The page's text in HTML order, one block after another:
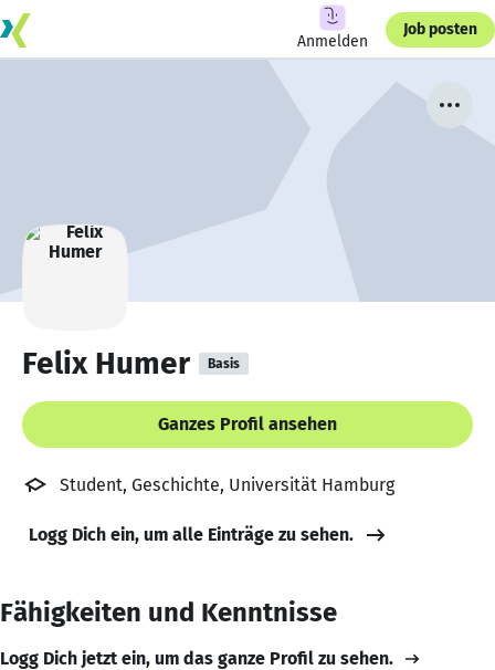
Anmelden
Job posten
Felix Humer Basis
Ganzes Profil ansehen
Student, Geschichte, Universität Hamburg
Logg Dich ein, um alle Einträge zu sehen.
Fähigkeiten und Kenntnisse
Logg Dich jetzt ein, um das ganze Profil zu sehen.